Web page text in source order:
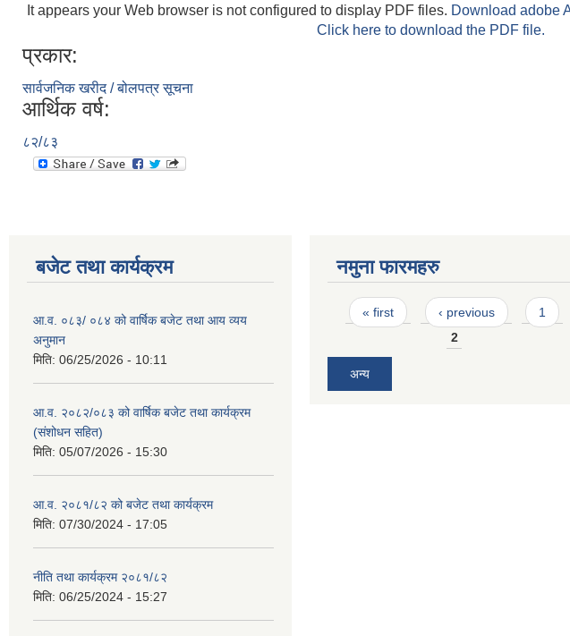
It appears your Web browser is not configured to display PDF files. Download adobe
Click here to download the PDF file.
प्रकार:
सार्वजनिक खरीद / बोलपत्र सूचना
आर्थिक वर्ष:
८२/८३
बजेट तथा कार्यक्रम
आ.व. ०८३/ ०८४ को वार्षिक बजेट तथा आय व्यय
अनुमान
मिति: 06/25/2026 - 10:11
आ.व. २०८२/०८३ को वार्षिक बजेट तथा कार्यक्रम
(संशोधन सहित)
मिति: 05/07/2026 - 15:30
आ.व. २०८१/८२ को बजेट तथा कार्यक्रम
मिति: 07/30/2024 - 17:05
नीति तथा कार्यक्रम २०८१/८२
मिति: 06/25/2024 - 15:27
नमुना फारमहरु
Pages
« first ‹ previous
1
2
अन्य